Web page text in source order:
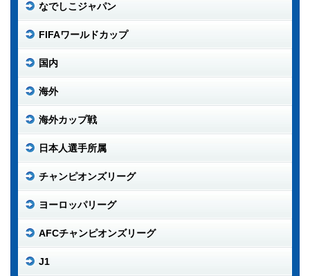
なでしこジャパン
FIFAワールドカップ
国内
海外
海外カップ戦
日本人選手所属
チャンピオンズリーグ
ヨーロッパリーグ
AFCチャンピオンズリーグ
J1